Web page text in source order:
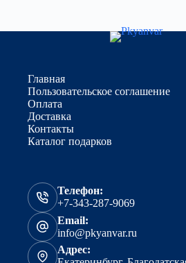
Главная
Пользовательское соглашение
Оплата
Доставка
Контакты
Каталог подарков
Телефон:
+7-343-287-9069
Email:
info@pkyanvar.ru
Адрес: